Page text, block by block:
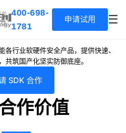
400-698-
1781
申请试用 ☰
各行业软硬件安全产品，提供快速、
共筑国产化坚实防御底座。
SDK 合作
作价值